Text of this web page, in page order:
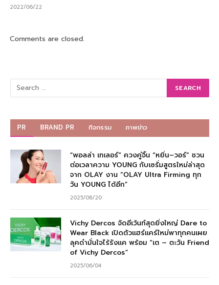
2022/06/22
Comments are closed.
PR BRAND PR กิจกรรม ภาพข่าว
“พอลล่า เทเลอร์” ควงคู่จิ้น “หยิ่น–วอร์” ชวน
ต่อเวลาความ YOUNG กับเซรั่มสูตรใหม่ล่าสุด
จาก OLAY งาน “OLAY Ultra Firming ทุก
วัน YOUNG ได้อีก”
2025/08/20
Vichy Dercos จัดอีเว้นท์สุดยิ่งใหญ่ Dare to
Wear Black เปิดตัวแฮร์แคร์ใหม่พาทุกคนเผย
ลุคดำมั่นใจไร้รังแค พร้อม “เต – ตะวัน Friend
of Vichy Dercos”
2025/06/04